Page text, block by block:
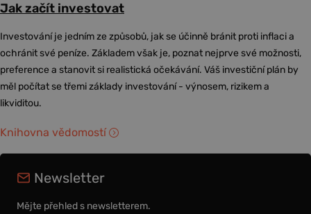
Jak začít investovat
Investování je jedním ze způsobů, jak se účinně bránit proti inflaci a
ochránit své peníze. Základem však je, poznat nejprve své možnosti,
preference a stanovit si realistická očekávání. Váš investiční plán by
měl počítat se třemi základy investování - výnosem, rizikem a
likviditou.
Knihovna vědomostí
Newsletter
Mějte přehled s newsletterem.